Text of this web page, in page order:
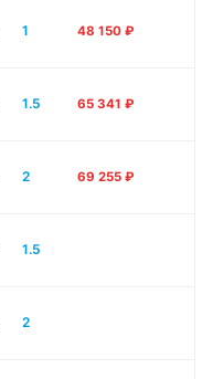
1 48 150 ₽
1.5 65 341 ₽
2 69 255 ₽
1.5
2